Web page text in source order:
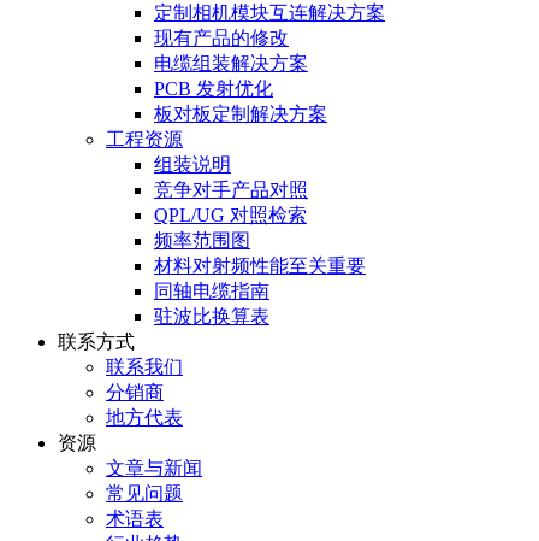
定制相机模块互连解决方案
现有产品的修改
电缆组装解决方案
PCB 发射优化
板对板定制解决方案
工程资源
组装说明
竞争对手产品对照
QPL/UG 对照检索
频率范围图
材料对射频性能至关重要
同轴电缆指南
驻波比换算表
联系方式
联系我们
分销商
地方代表
资源
文章与新闻
常见问题
术语表